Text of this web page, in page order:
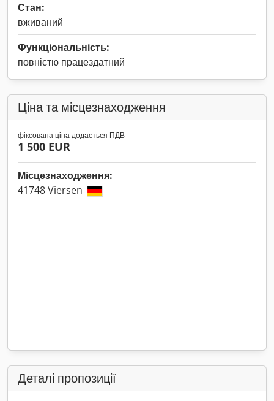
Стан:
вживаний
Функціональність:
повністю працездатний
Ціна та місцезнаходження
фіксована ціна додається ПДВ
1 500 EUR
Місцезнаходження:
41748 Viersen
Деталі пропозиції